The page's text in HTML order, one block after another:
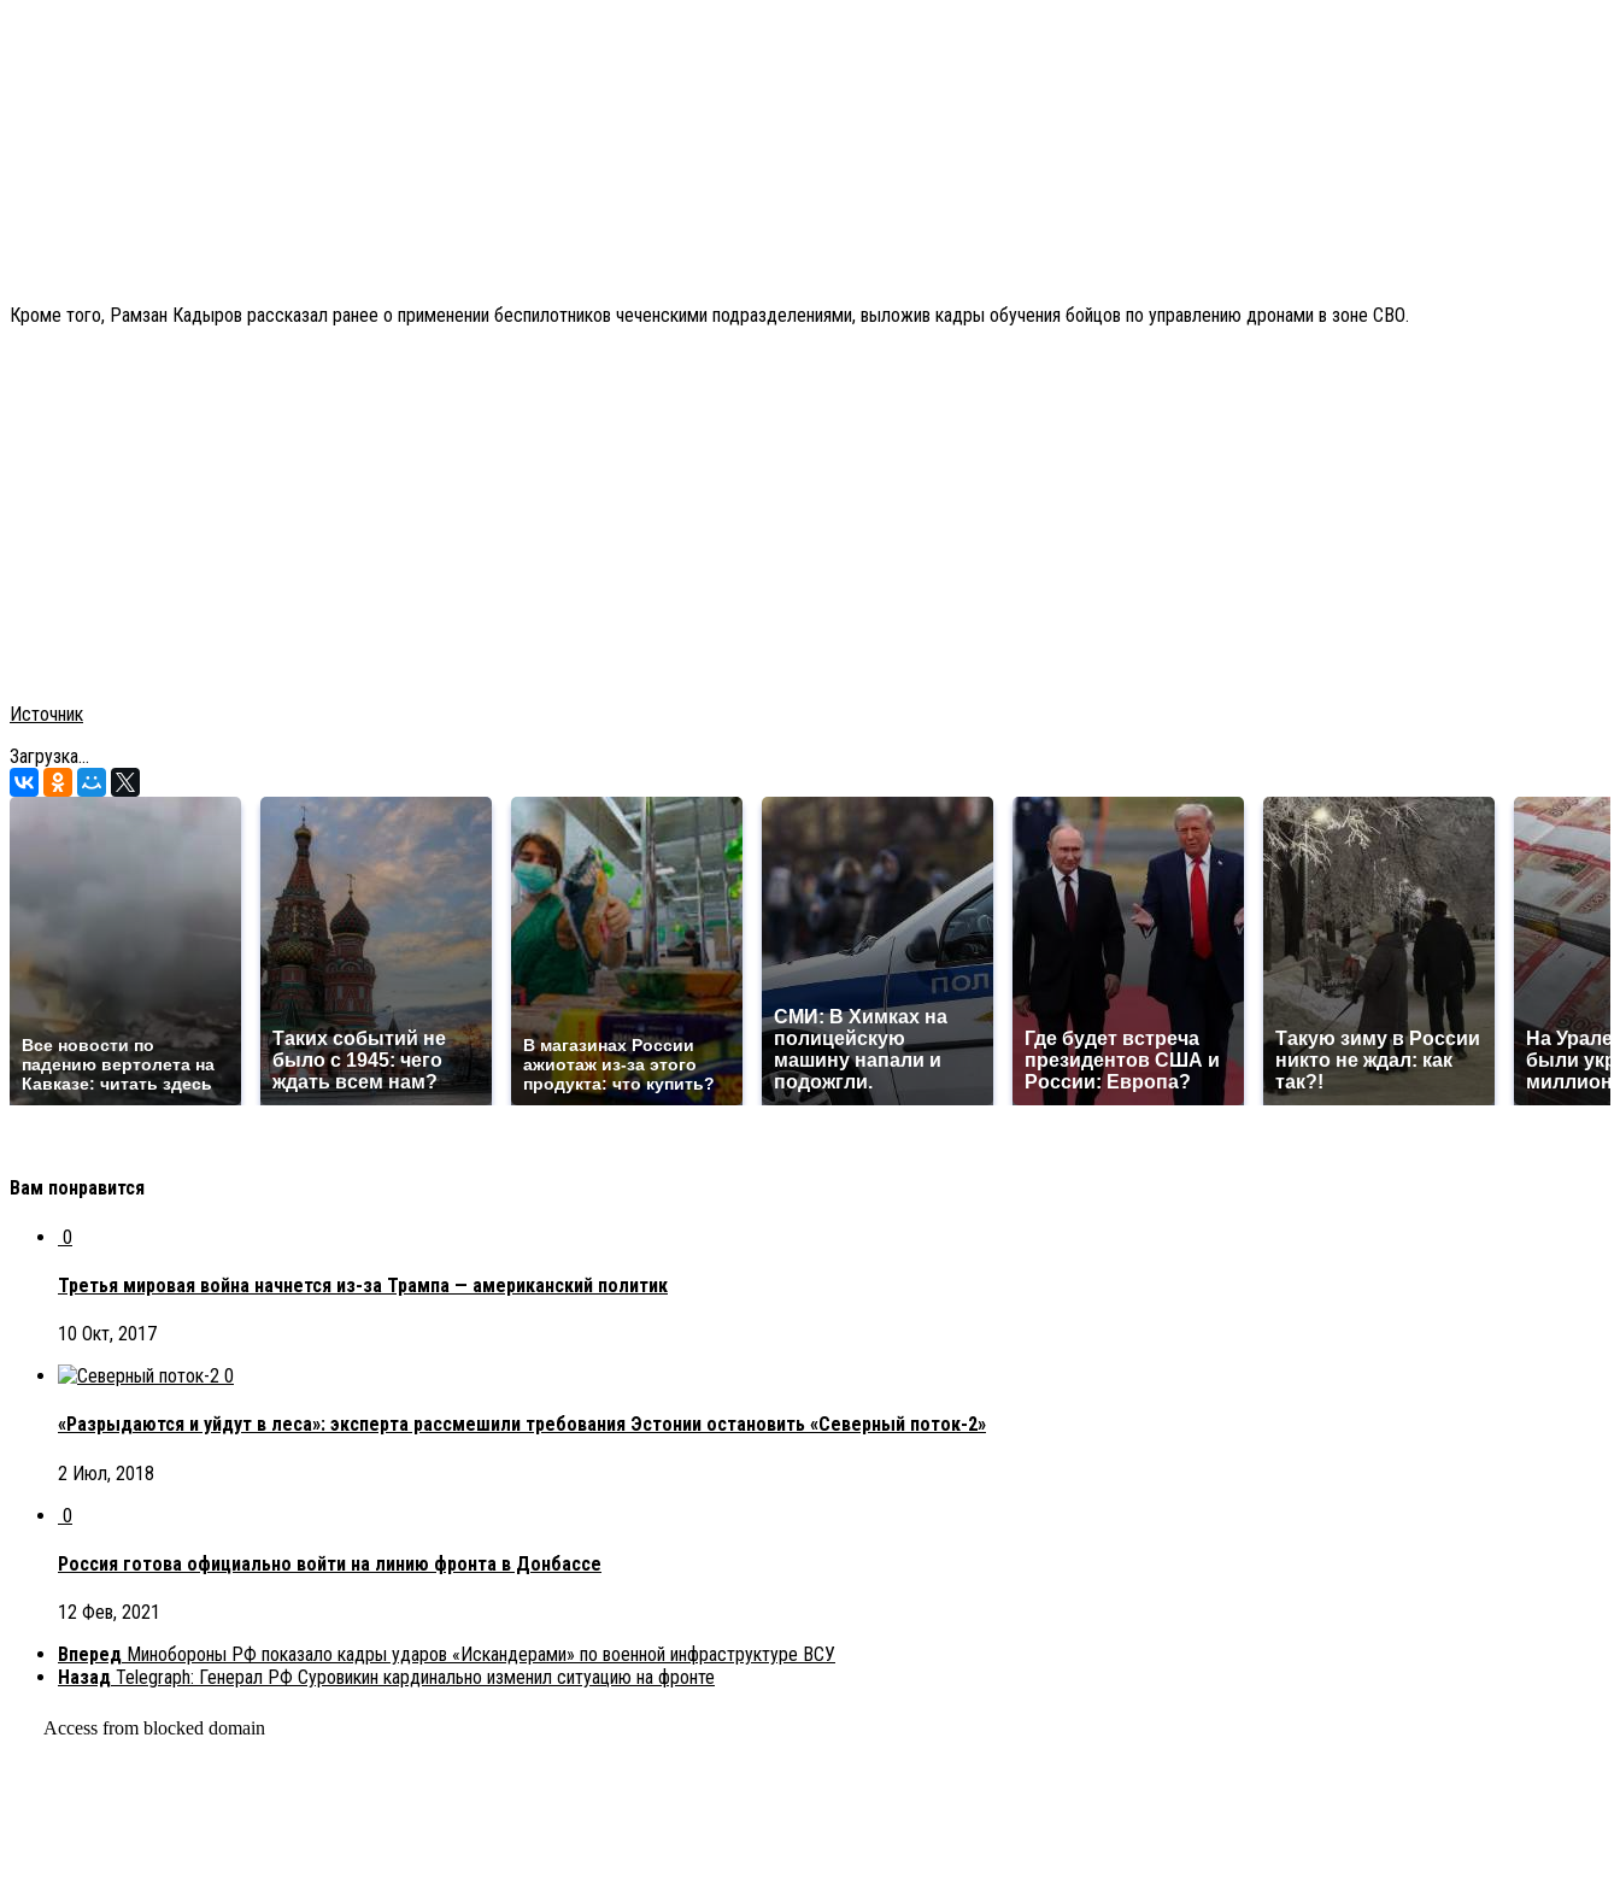
Кроме того, Рамзан Кадыров рассказал ранее о применении беспилотников чеченскими подразделениями, выложив кадры обучения бойцов по управлению дронами в зоне СВО.
Источник
Загрузка...
Все новости по
падению вертолета на
Кавказе: читать здесь
Таких событий не
было с 1945: чего
ждать всем нам?
В магазинах России
ажиотаж из-за этого
продукта: что купить?
СМИ: В Химках на
полицейскую
машину напали и
подожгли.
Где будет встреча
президентов США и
России: Европа?
Такую зиму в России
никто не ждал: как
так?!
На Урале
были
Вам понравится
0
Третья мировая война начнется из-за Трампа — американский политик
10 Окт, 2017
0
«Разрыдаются и уйдут в леса»: эксперта рассмешили требования Эстонии остановить «Северный поток-2»
2 Июл, 2018
0
Россия готова официально войти на линию фронта в Донбассе
12 Фев, 2021
Вперед Минобороны РФ показало кадры ударов «Искандерами» по военной инфраструктуре ВСУ
Назад Telegraph: Генерал РФ Суровикин кардинально изменил ситуацию на фронте